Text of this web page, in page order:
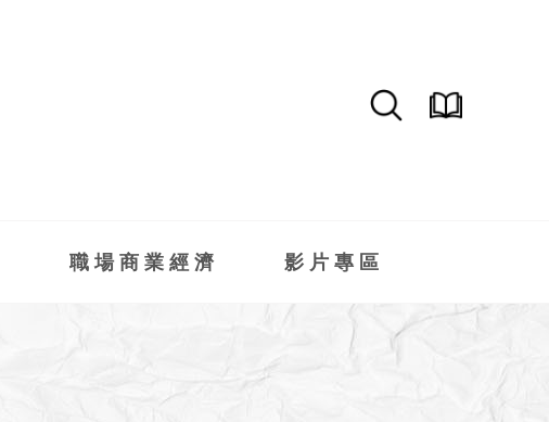
職場商業經濟 影片專區